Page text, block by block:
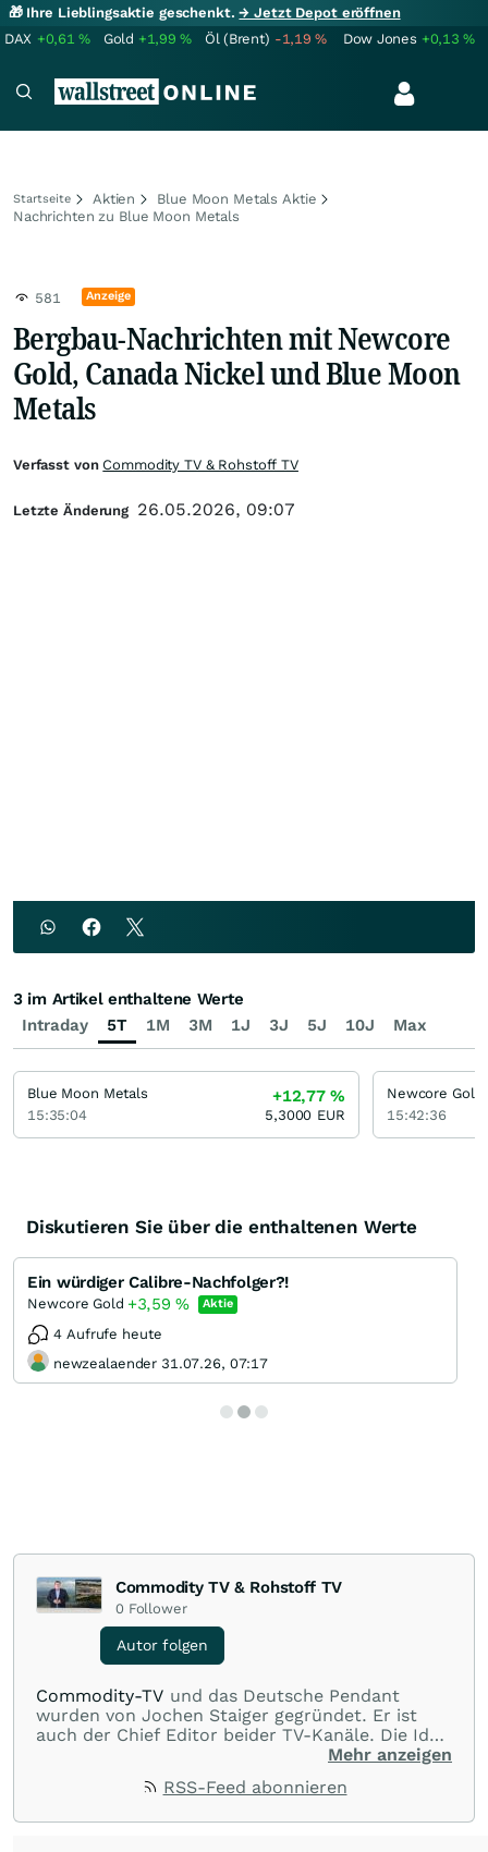
🎁 Ihre Lieblingsaktie geschenkt.→ Jetzt Depot eröffnen
DAX +0,61% Gold +1,99% Öl (Brent) -1,19% Dow Jones +0,13%
Startseite Aktien
Blue Moon Metals Aktie
Nachrichten zu Blue Moon Metals
581 Anzeige
Bergbau-Nachrichten mit Newcore
Gold, Canada Nickel und Blue Moon
Metals
Diskutieren Sie über die enthaltenen Werte
Ein würdiger Calibre-Nachfolger?!
Newcore Gold +3,59% Aktie
4 Aufrufe heute
newzealaender 31.07.26, 07:17
Commodity TV & Rohstoff TV
0 Follower
Autor folgen
Commodity-TV und das Deutsche Pendant
wurden von Jochen Staiger gegründet. Er ist
auch der Chief Editor beider TV-Kanäle. Die Idee
hinter den beiden TV-Kanälen ist, Wissen zu
und dem Management von Minenunternehmen
Mehr anzeigen
RSS-Feed abonnieren
Verfasst von Commodity TV & Rohstoff TV
Letzte Änderung 26.05.2026, 09:07
Intraday 5T 1M 3M 1J 3J 5J 10J Max
3 im Artikel enthaltene Werte
Blue Moon Metals
15:35:04
+12,77%
5,3000 EUR
Newcore Gold
15:42:36